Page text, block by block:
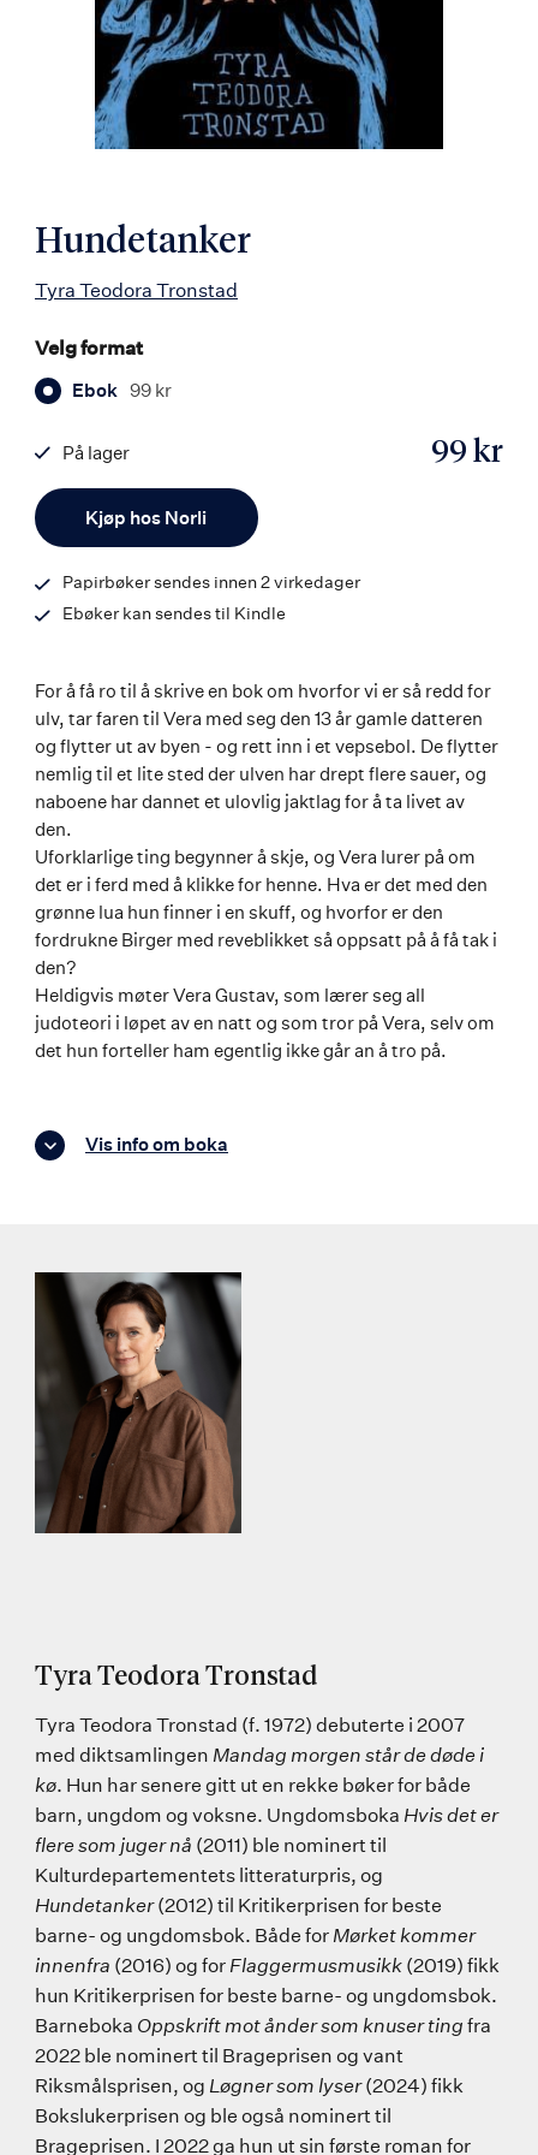
Hundetanker
Tyra Teodora Tronstad
Velg format
Ebok 99 kr
Kjøp hos Norli
99 kr
På lager
9788203255366
Papirbøker sendes innen 2 virkedager
Ebøker kan sendes til Kindle
For å få ro til å skrive en bok om hvorfor vi er så redd for
ulv, tar faren til Vera med seg den 13 år gamle datteren
og flytter ut av byen - og rett inn i et vepsebol. De flytter
nemlig til et lite sted der ulven har drept flere sauer, og
naboene har dannet et ulovlig jaktlag for å ta livet av
den.
Uforklarlige ting begynner å skje, og Vera lurer på om
det er i ferd med å klikke for henne. Hva er det med den
grønne lua hun finner i en skuff, og hvorfor er den
fordrukne Birger med reveblikket så oppsatt på å få tak i
den?
Heldigvis møter Vera Gustav, som lærer seg all
judoteori i løpet av en natt og som tror på Vera, selv om
det hun forteller ham egentlig ikke går an å tro på.
Vis info om boka
Tyra Teodora Tronstad
Tyra Teodora Tronstad (f. 1972) debuterte i 2007
med diktsamlingen Mandag morgen står de døde i
kø. Hun har senere gitt ut en rekke bøker for både
barn, ungdom og voksne. Ungdomsboka Hvis det er
flere som juger nå (2011) ble nominert til
Kulturdepartementets litteraturpris, og
Hundetanker(2012) til Kritikerprisen for beste
barne- og ungdomsbok. Både for Mørket kommer
innenfra (2016) og for Flaggermusmusikk (2019) fikk
hun Kritikerprisen for beste barne- og ungdomsbok.
Barneboka Oppskrift mot ånder som knuser ting fra
2022 ble nominert til Brageprisen og vant
Riksmålsprisen, og Løgner som lyser(2024) fikk
Bokslukerprisen og ble også nominert til
Brageprisen. I 2022 ga hun ut sin første roman for